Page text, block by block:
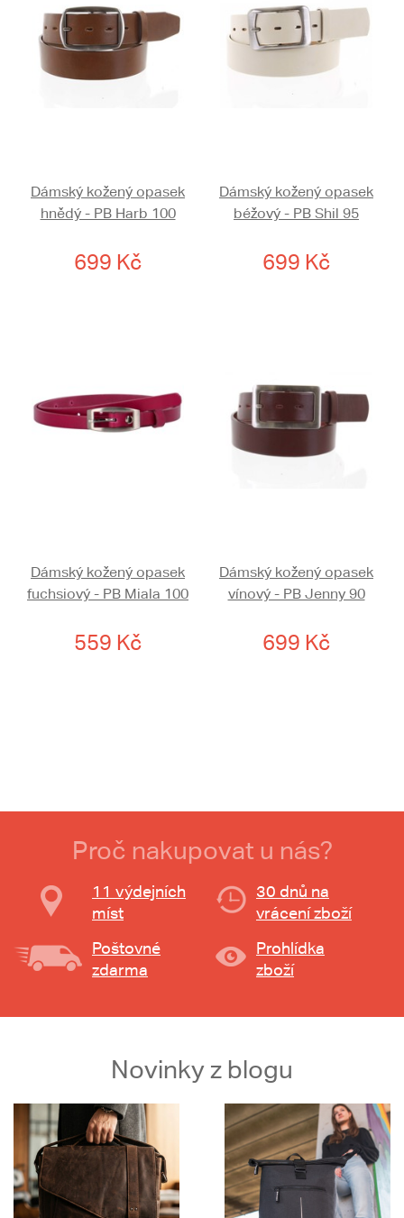
Dámský kožený opasek
hnědý - PB Harb 100
699 Kč
Dámský kožený opasek
béžový - PB Shil 95
699 Kč
Dámský kožený opasek
fuchsiový - PB Miala 100
559 Kč
Dámský kožený opasek
vínový - PB Jenny 90
699 Kč
Proč nakupovat u nás?
11 výdejních
míst
30 dnů na
vrácení zboží
Poštovné
zdarma
Prohlídka
zboží
Novinky z blogu